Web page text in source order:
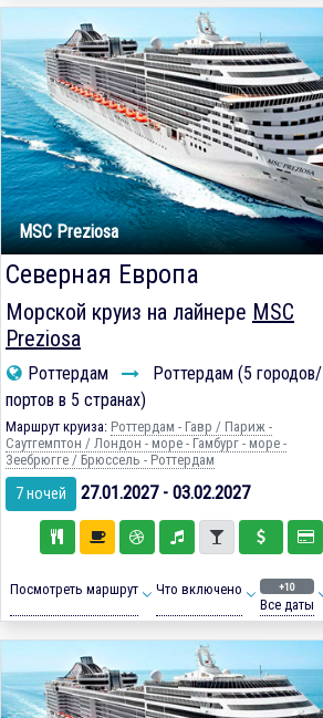
MSC Preziosa
Северная Европа
Морской круиз на лайнере MSC
Preziosa
Роттердам
Роттердам (5 городов/
портов в 5 странах)
Маршрут круиза: Роттердам - Гавр / Париж -
Саутгемптон / Лондон - море - Гамбург - море -
Зеебрюгге / Брюссель - Роттердам
7 ночей 27.01.2027 - 03.02.2027
Посмотреть маршрут Что включено +10
Все даты